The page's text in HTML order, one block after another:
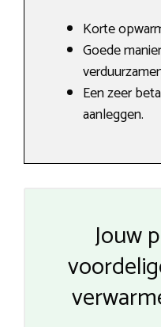
Korte
Goede
Een zeer
aanleggen.
Jouw